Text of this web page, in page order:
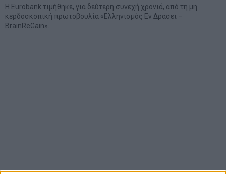
Η Eurobank τιμήθηκε, για δεύτερη συνεχή χρονιά, από τη μη
κερδοσκοπική πρωτοβουλία «Ελληνισμός Εν Δράσει –
BrainReGain».